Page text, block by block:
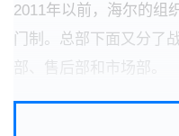
2011年以前，海尔的组
门制。总部下面又分了
部、售后部和市场部。